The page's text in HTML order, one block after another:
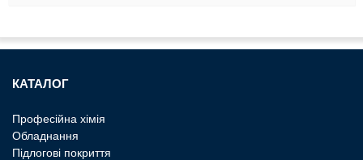
КАТАЛОГ
Професiйна хiмiя
Обладнання
Пiдлоговi покриття